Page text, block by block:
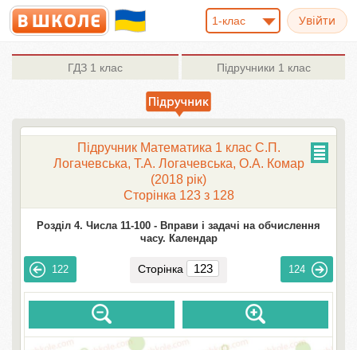
1-клас
ГДЗ 1 клас Підручники 1 клас
Підручник Математика 1 клас С.П.
Логачевська, Т.А. Логачевська, О.А. Комар
(2018 рік)
Сторінка 123 з 128
Розділ 4. Числа 11-100 - Вправи і задачі на обчислення
часу. Календар
122 Сторінка 124